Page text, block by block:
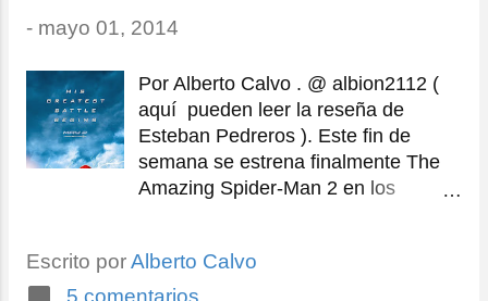
- mayo 01, 2014
Por Alberto Calvo . @ albion2112 (
aquí pueden leer la reseña de
Esteban Pedreros ). Este fin de
semana se estrena finalmente The
Amazing Spider-Man 2 en los
México, se estrenó hace ya un par
de semanas, y la única razón para
Escrito porAlberto Calvo
5 comentarios